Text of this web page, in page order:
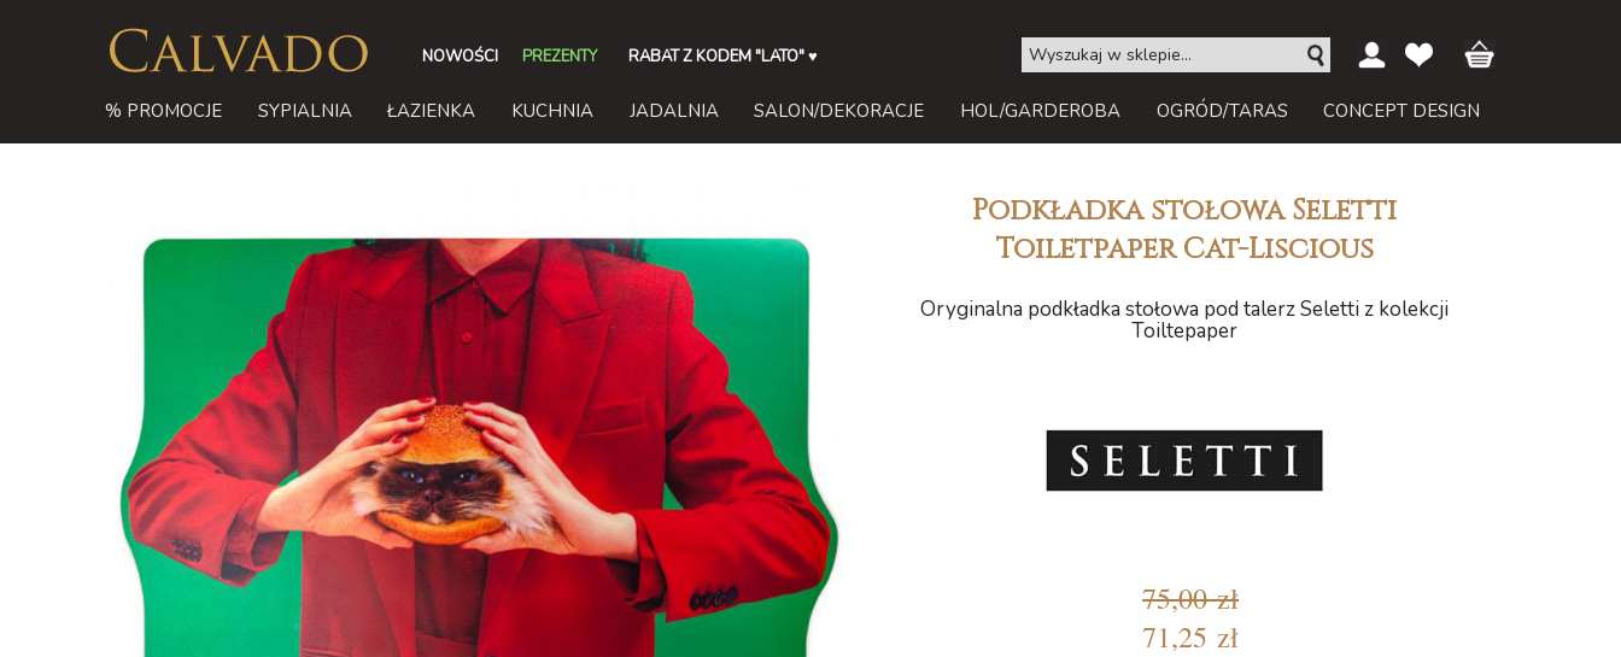
NOWOŚCI PREZENTY RABAT Z KODEM "LATO"♥
% PROMOCJE SYPIALNIA ŁAZIENKA KUCHNIA JADALNIA SALON/DEKORACJE HOL/GARDEROBA OGRÓD/TARAS CONCEPT DESIGN
Podkładka stołowa Seletti
Toiletpaper Cat-Liscious
Oryginalna podkładka stołowa pod talerz Seletti z kolekcji
Toiltepaper
75,00 zł
71,25 zł